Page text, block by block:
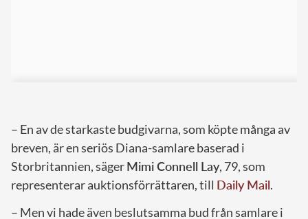
– En av de starkaste budgivarna, som köpte många av
breven, är en seriös Diana-samlare baserad i
Storbritannien, sägerMimi Connell Lay, 79, som
representerar auktionsförrättaren, till Daily Mail.
– Men vi hade även beslutsamma bud från samlare i